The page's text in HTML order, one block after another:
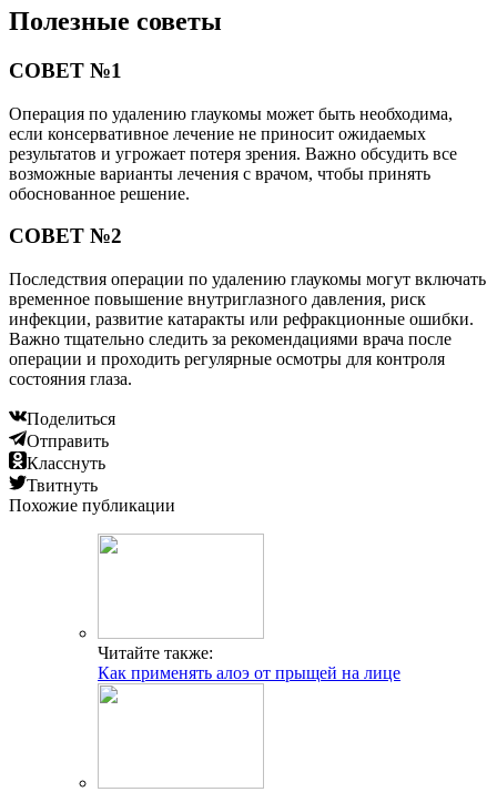
Полезные советы
СОВЕТ №1
Операция по удалению глаукомы может быть необходима,
если консервативное лечение не приносит ожидаемых
результатов и угрожает потеря зрения. Важно обсудить все
возможные варианты лечения с врачом, чтобы принять
обоснованное решение.
СОВЕТ №2
Последствия операции по удалению глаукомы могут включать
временное повышение внутриглазного давления, риск
инфекции, развитие катаракты или рефракционные ошибки.
Важно тщательно следить за рекомендациями врача после
операции и проходить регулярные осмотры для контроля
состояния глаза.
Поделиться
Отправить
Класснуть
Твитнуть
Похожие публикации
Читайте также:
Как применять алоэ от прыщей на лице